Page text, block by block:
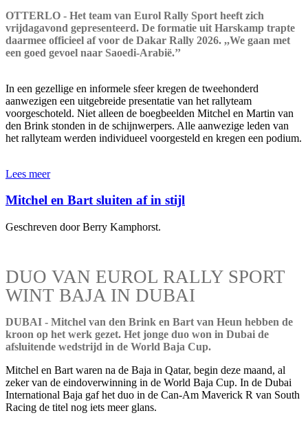
OTTERLO - Het team van Eurol Rally Sport heeft zich
vrijdagavond gepresenteerd. De formatie uit Harskamp trapte
daarmee officieel af voor de Dakar Rally 2026. ,,We gaan met
een goed gevoel naar Saoedi-Arabië.’’
In een gezellige en informele sfeer kregen de tweehonderd
aanwezigen een uitgebreide presentatie van het rallyteam
voorgeschoteld. Niet alleen de boegbeelden Mitchel en Martin van
den Brink stonden in de schijnwerpers. Alle aanwezige leden van
het rallyteam werden individueel voorgesteld en kregen een podium.
Lees meer
Mitchel en Bart sluiten af in stijl
Geschreven door Berry Kamphorst.
DUO VAN EUROL RALLY SPORT
WINT BAJA IN DUBAI
DUBAI - Mitchel van den Brink en Bart van Heun hebben de
kroon op het werk gezet. Het jonge duo won in Dubai de
afsluitende wedstrijd in de World Baja Cup.
Mitchel en Bart waren na de Baja in Qatar, begin deze maand, al
zeker van de eindoverwinning in de World Baja Cup. In de Dubai
International Baja gaf het duo in de Can-Am Maverick R van South
Racing de titel nog iets meer glans.